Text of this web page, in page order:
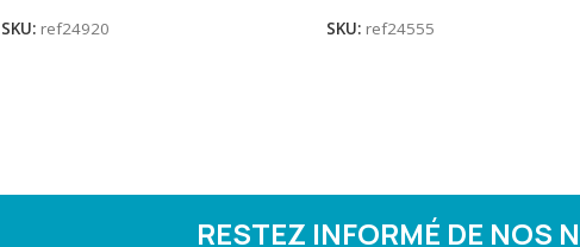
SKU: ref24920 SKU: ref24555
RESTEZ INFORMÉ DE NOS